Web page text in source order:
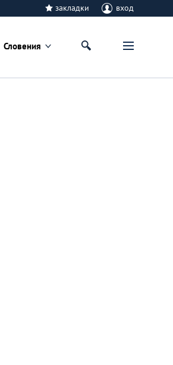
закладки вход
Словения